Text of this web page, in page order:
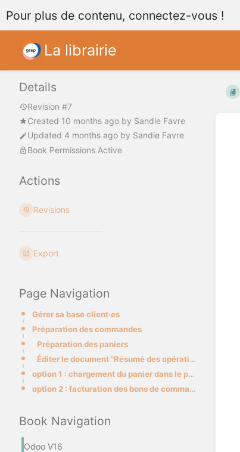
Pour plus de contenu, connectez-vous !
La librairie
Details
Revision #7
Created 10 months ago by Sandie Favre
Updated 4 months ago by Sandie Favre
Book Permissions Active
Actions
Revisions
Export
Page Navigation
Gérer sa base client·es
Préparation des commandes
Préparation des paniers
Éditer le document "Résumé des opérations"
option 1 : chargement du panier dans le point de vente
option 2 : facturation des bons de commande
Book Navigation
Odoo V16